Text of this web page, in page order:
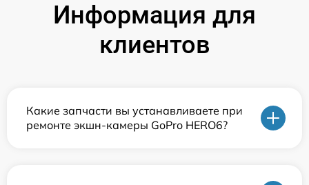
Информация для
клиентов
Какие запчасти вы устанавливаете при
ремонте экшн-камеры GoPro HERO6?